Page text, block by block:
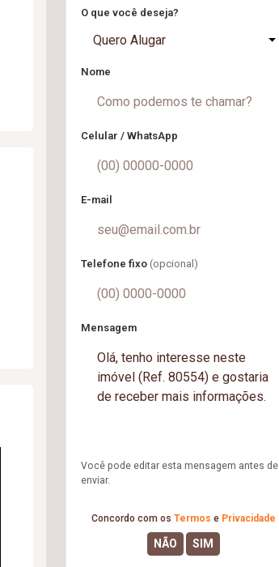
O que você deseja?
Quero Alugar
Nome
Celular / WhatsApp
E-mail
Telefone fixo (opcional)
Mensagem
Você pode editar esta mensagem antes de
enviar.
Concordo com os Termos e Privacidade